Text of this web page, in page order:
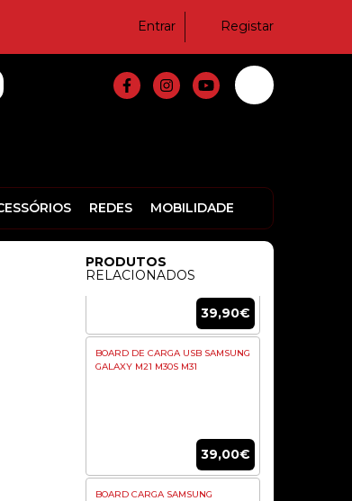
Entrar Registar
REDES MOBILIDADE
PRODUTOS
RELACIONADOS
MAIN FLEX SAMSUNG GALAXY
S21 (SM-G991B)
59,00€
39,90€
BOARD DE CARGA USB SAMSUNG
GALAXY M21 M30S M31
39,00€
BOARD CARGA SAMSUNG